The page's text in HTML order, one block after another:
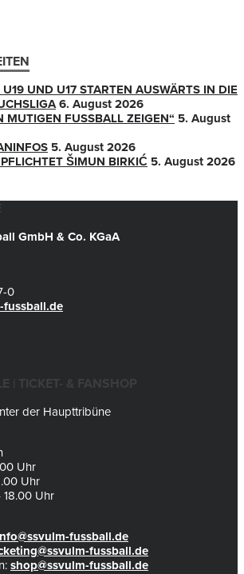
UND U17 STARTEN AUSWÄRTS IN DIE
6. August 2026
MUTIGEN FUSSBALL ZEIGEN“
5. August
5. August 2026
ŠIMUN BIRKIĆ 5. August 2026
GmbH & Co. KGaA
0
fussball.de
| TICKET- & FANSHOP
der Haupttribüne
Uhr
Uhr
18.00 Uhr
fussball.de
fussball.de
shop@ssvulm-fussball.de